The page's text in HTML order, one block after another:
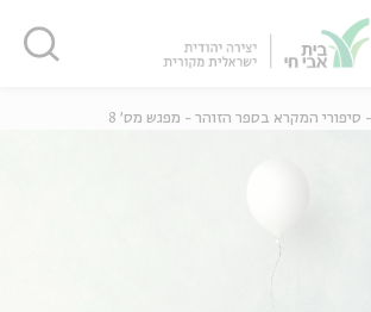
סיפורי המקרא בספר הזוהר - מפגש מס' 8